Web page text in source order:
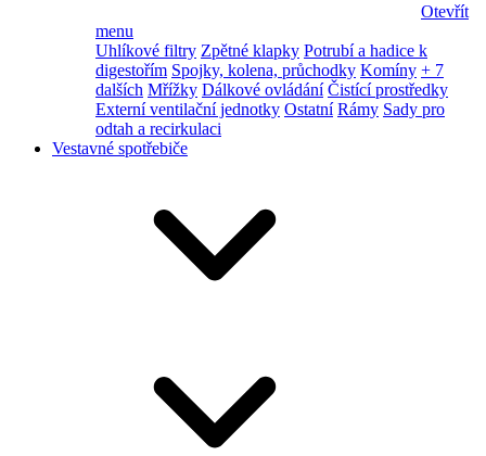
Otevřít
menu
Uhlíkové filtry Zpětné klapky Potrubí a hadice k
digestořím Spojky, kolena, průchodky Komíny + 7
dalších Mřížky Dálkové ovládání Čistící prostředky
Externí ventilační jednotky Ostatní Rámy Sady pro
odtah a recirkulaci
Vestavné spotřebiče